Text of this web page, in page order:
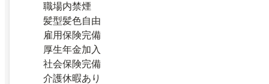
職場内禁煙
髪型髪色自由
雇用保険完備
厚生年金加入
社会保険完備
介護休暇あり